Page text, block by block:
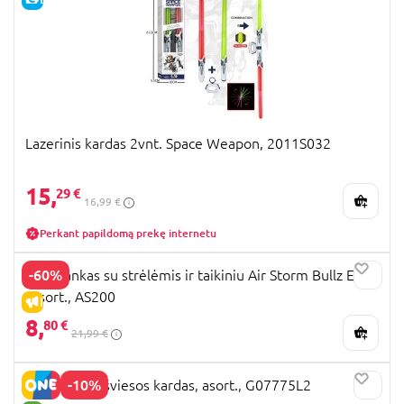
Lazerinis kardas 2vnt. Space Weapon, 2011S032
15,29 €
16,99 €
Perkant papildomą prekę internetu
-60%
IŠPARDAVIMAS
ZING lankas su strėlėmis ir taikiniu Air Storm Bullz Eye,
assort., AS200
8,80 €
21,99 €
-10%
STAR WARS šviesos kardas, asort., G07775L2